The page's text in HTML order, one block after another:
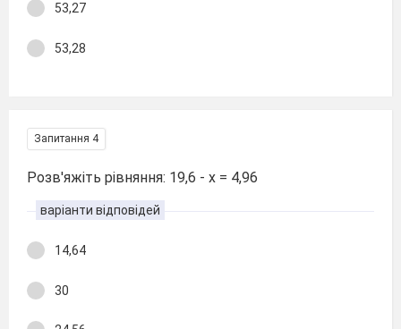
53,27
53,28
Запитання 4
Розв'яжіть рівняння: 19,6 - х = 4,96
варіанти відповідей
14,64
30